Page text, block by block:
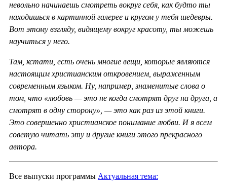
невольно начинаешь смотреть вокруг себя, как будто ты
находишься в картинной галерее и кругом у тебя шедевры.
Вот этому взгляду, видящему вокруг красоту, ты можешь
научиться у него.
Там, кстати, есть очень многие вещи, которые являются
настоящим христианским откровением, выраженным
современным языком. Ну, например, знаменитые слова о
том, что «любовь — это не когда смотрят друг на друга, а
смотрят в одну сторону», — это как раз из этой книги.
Это совершенно христианское понимание любви. И я всем
советую читать эту и другие книги этого прекрасного
автора.
Все выпуски программы Актуальная тема: